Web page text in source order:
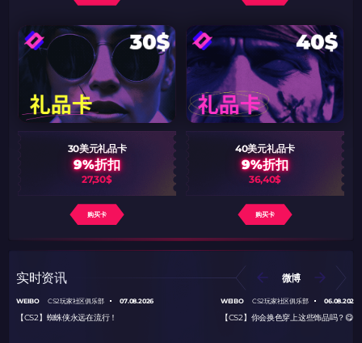
30美元礼品卡
9%折扣
27,30$
购买卡
40美元礼品卡
9%折扣
36,40$
购买卡
实时资讯 微博
WEIBO CS2玩家社区俱乐部 07.08.2026
【CS2】蜘蛛侠永远在流行！
WEIBO CS2玩家社区俱乐部 06.08.2026
【CS2】你会换色穿上这些饰品吗？😋